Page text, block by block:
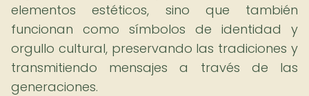
elementos estéticos, sino que también
funcionan como símbolos de identidad y
orgullo cultural, preservando las tradiciones y
transmitiendo mensajes a través de las
generaciones.